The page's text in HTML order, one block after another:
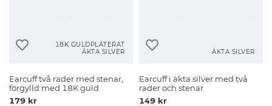
18K GULDPLÄTERAT
ÄKTA SILVER
Earcuff två rader med stenar,
förgylld med 18K guld
179 kr
ÄKTA SILVER
Earcuff i äkta silver med två
rader och stenar
149 kr